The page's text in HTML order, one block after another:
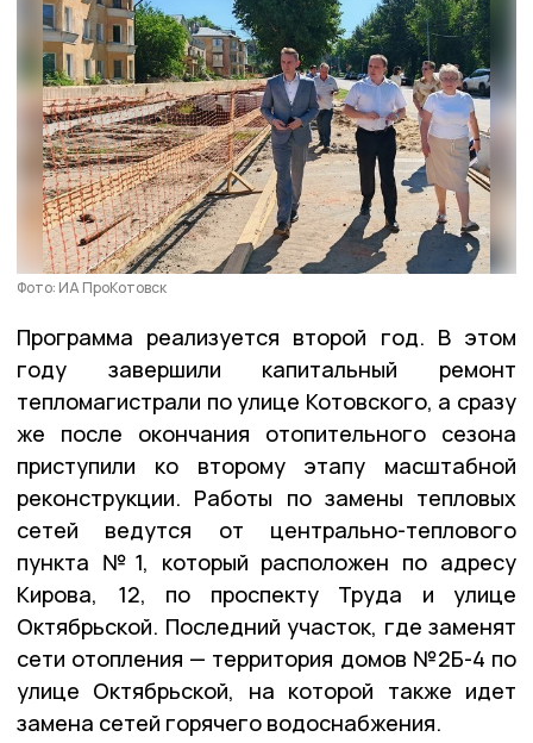
Фото: ИА ПроКотовск
Программа реализуется второй год. В этом
году завершили капитальный ремонт
тепломагистрали по улице Котовского, а сразу
же после окончания отопительного сезона
приступили ко второму этапу масштабной
реконструкции. Работы по замены тепловых
сетей ведутся от центрально-теплового
пункта №1, который расположен по адресу
Кирова, 12, по проспекту Труда и улице
Октябрьской. Последний участок, где заменят
сети отопления — территория домов №2Б-4 по
улице Октябрьской, на которой также идет
замена сетей горячего водоснабжения.